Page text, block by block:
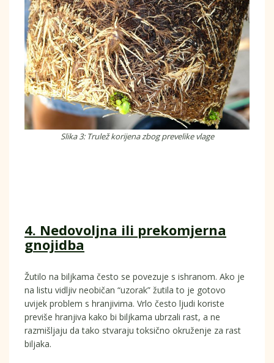
Slika 3: Trulež korijena zbog prevelike vlage
4. Nedovoljna ili prekomjerna
gnojidba
Žutilo na biljkama često se povezuje s ishranom. Ako je
na listu vidljiv neobičan “uzorak” žutila to je gotovo
uvijek problem s hranjivima. Vrlo često ljudi koriste
previše hranjiva kako bi biljkama ubrzali rast, a ne
razmišljaju da tako stvaraju toksično okruženje za rast
biljaka.